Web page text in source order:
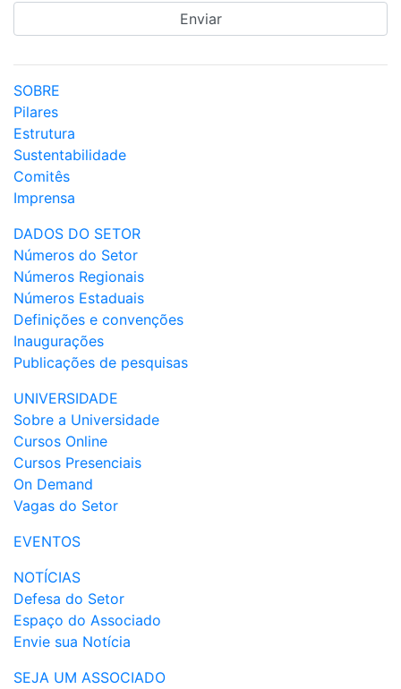
SOBRE
Pilares
Estrutura
Sustentabilidade
Comitês
Imprensa
DADOS DO SETOR
Números do Setor
Números Regionais
Números Estaduais
Definições e convenções
Inaugurações
Publicações de pesquisas
UNIVERSIDADE
Sobre a Universidade
Cursos Online
Cursos Presenciais
On Demand
Vagas do Setor
EVENTOS
NOTÍCIAS
Defesa do Setor
Espaço do Associado
Envie sua Notícia
SEJA UM ASSOCIADO